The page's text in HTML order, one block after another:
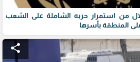
من استمرار حربه الشاملة على الشعب
المنطقة بأسرها
share